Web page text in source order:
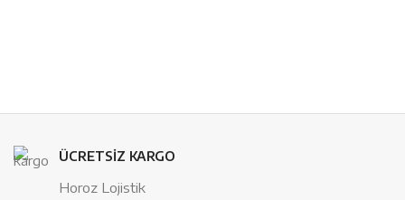
ÜCRETSİZ KARGO
Horoz Lojistik